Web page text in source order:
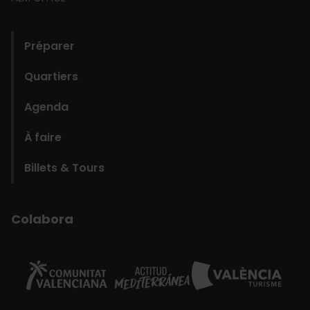
Préparer
Quartiers
Agenda
À faire
Billets & Tours
Colabora